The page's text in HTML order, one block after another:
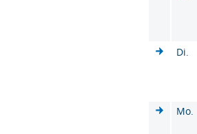
Di.
Mo.